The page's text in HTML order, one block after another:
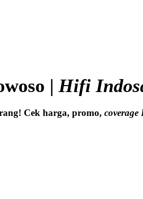
|Hifi
Cek harga, promo,